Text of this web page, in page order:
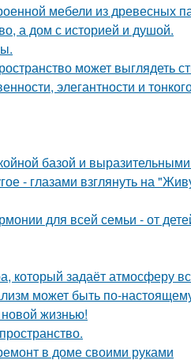
мебели из древесных
а дом с историей и душой.
может выглядеть
элегантности и
базой и
- глазами взглянуть на
для всей семьи - от
который задаёт атмосферу
может быть по-
жизнью!
в доме своими руками